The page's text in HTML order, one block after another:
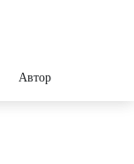
Авторы